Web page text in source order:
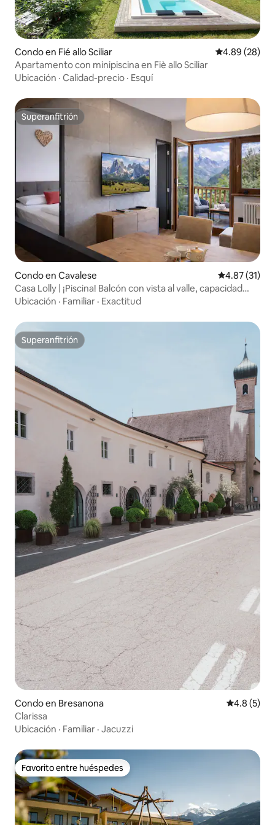
Condo en Fié allo Sciliar Calificación
4.89 (28)
Apartamento con minipiscina en Fiè allo Sciliar
Ubicación · Calidad-precio · Esquí
Superanfitrión
Superanfitrión
Condo en Cavalese Calificación
4.87 (31)
Casa Lolly | ¡Piscina! Balcón con vista al valle, capacidad
para 5 personas
Ubicación · Familiar · Exactitud
Superanfitrión
Superanfitrión
Condo en Bresanona
4.8 (5)
Clarissa
Ubicación · Familiar · Jacuzzi
Favorito entre huéspedes
Favorito entre huéspedes